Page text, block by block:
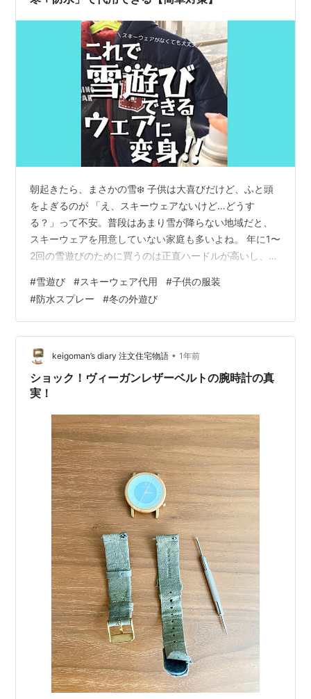
朝起きたら、まさかの雪❄️ 子供は大喜びだけど、ふと頭
をよぎるのが 「え、スキーウェアないけど…どうす
る？」って不安。普段はあまり雪が降らない地域だと、
スキーウェアを用意していない家庭も多いよね。 年に1〜
2回の雪遊びのために買うのは正直ハードルが高いし、
たい⛄️わたし自身、北海道に住んでいた頃から スキーウ
ェアがない状態で雪遊びを乗り切ってきた経験者。 特に
子供が小さいうちは、雪遊びくらいなら 工夫次第で十分
対応できると感じてきたよ。この記事では、 ・雪遊びに
最低限必要な服装の考え方 ・スキーウェアの代わりにな
る「防寒＋防水」対策 ・年に…
#雪遊び #スキーウェア代用 #子供の服装
#防水スプレー #冬の外遊び
keigoman’s diary 注文住宅物語 • 1年前
ショック！ヴィーガンレザーベルトの腕時計の真
実！